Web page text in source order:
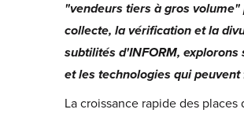
"vendeurs tiers à gros
collecte, la vérification et la
subtilités d'INFORM,
et les technologies qui
La croissance rapide des